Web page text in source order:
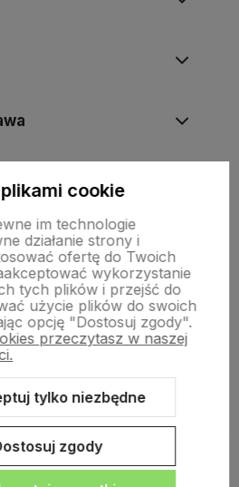
Szablon Shoper Modern 3.0™
cookie
im technologie
działanie strony i
ofertę do Twoich
wykorzystanie
tych plików i przejść do
użycie plików do swoich
opcję "Dostosuj zgody".
przeczytasz w naszej
tylko niezbędne
zgody